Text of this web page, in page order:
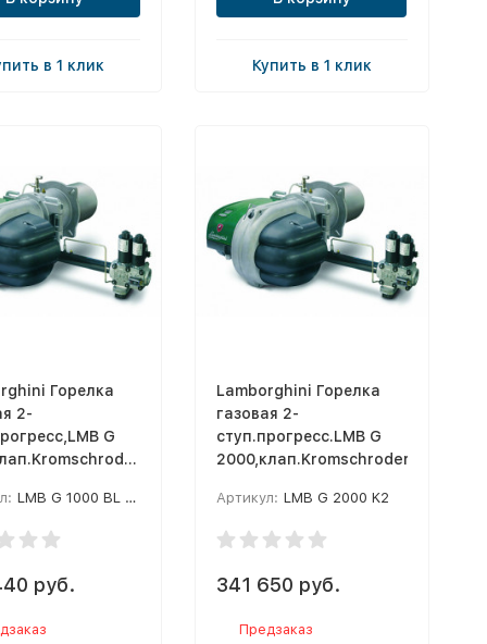
в 1 клик Купить в 1 клик
Горелка
2-
G
LMB G 1000 BL K112
руб.
Lamborghini Горелка
газовая 2-
ступ.прогресс.LMB G
2000,клап.Kromschroder
Артикул: LMB G 2000 K2
341 650 руб.
Предзаказ